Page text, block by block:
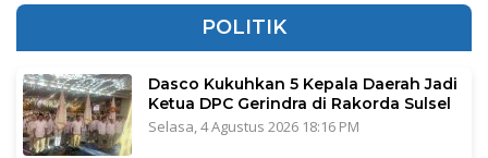
POLITIK
Dasco Kukuhkan 5 Kepala Daerah Jadi
Ketua DPC Gerindra di Rakorda Sulsel
Selasa, 4 Agustus 2026 18:16 PM